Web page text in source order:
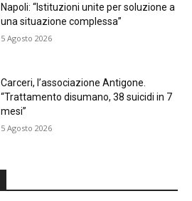
Napoli: “Istituzioni unite per soluzione a
una situazione complessa”
5 Agosto 2026
Carceri, l’associazione Antigone.
“Trattamento disumano, 38 suicidi in 7
mesi”
5 Agosto 2026